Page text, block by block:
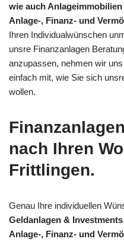
wie auch
Anlage-, Finanz- und
Ihren Individualwünschen
unsre Finanzanlagen
anzupassen, nehmen wir
einfach mit, wie Sie sich
wollen.
nach Ihren
Frittlingen.
Genau Ihre individuellen
Geldanlagen &
Anlage-, Finanz- und